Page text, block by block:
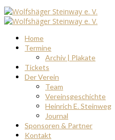
Home
Termine
Archiv | Plakate
Tickets
Der Verein
Team
Vereinsgeschichte
Heinrich E. Steinweg
Journal
Sponsoren & Partner
Kontakt